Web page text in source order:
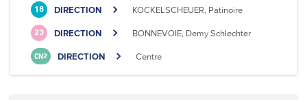
18 DIRECTION KOCKELSCHEUER, Patinoire
23 DIRECTION BONNEVOIE, Demy Schlechter
CN2 DIRECTION Centre